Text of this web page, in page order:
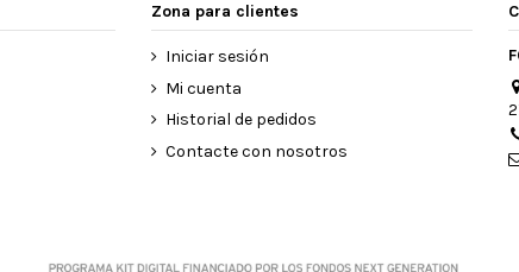
Zona para clientes
Iniciar sesión
Mi cuenta
Historial de pedidos
Contacte con nosotros